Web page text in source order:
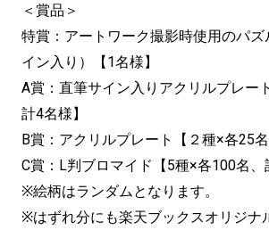
＜賞品＞
特賞：アートワーク撮影時使用のパ
イン入り）【1名様】
A賞：直筆サイン入りアクリルプレー
計4名様】
B賞：アクリルプレート【２種×各25名
C賞：L判ブロマイド【5種×各100名、
※絵柄はランダムとなります。
※はずれ分にも楽天ブックスオリジナ